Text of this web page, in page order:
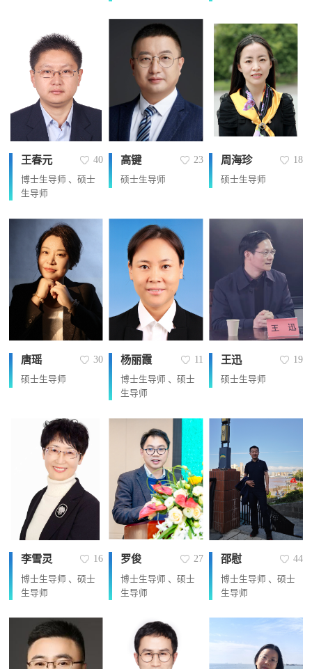
王春元 40
博士生导师 、硕士
生导师
高键 23
硕士生导师
周海珍 18
硕士生导师
唐瑶 30
硕士生导师
杨丽霞 11
博士生导师 、硕士
生导师
王迅 19
硕士生导师
李雪灵 16
博士生导师 、硕士
生导师
罗俊 27
博士生导师 、硕士
生导师
邵慰 44
博士生导师 、硕士
生导师